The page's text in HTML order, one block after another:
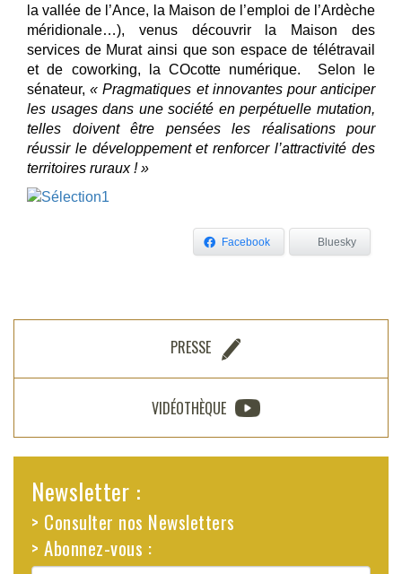
la vallée de l’Ance, la Maison de l’emploi de l’Ardèche
méridionale…), venus découvrir la Maison des
services de Murat ainsi que son espace de télétravail
et de coworking, la COcotte numérique. Selon le
sénateur,« Pragmatiques et innovantes pour anticiper
les usages dans une société en perpétuelle mutation,
telles doivent être pensées les réalisations pour
réussir le développement et renforcer l’attractivité des
territoires ruraux ! »
Facebook Bluesky
PRESSE
VIDÉOTHÈQUE
Newsletter :
> Consulter nos Newsletters
> Abonnez-vous :